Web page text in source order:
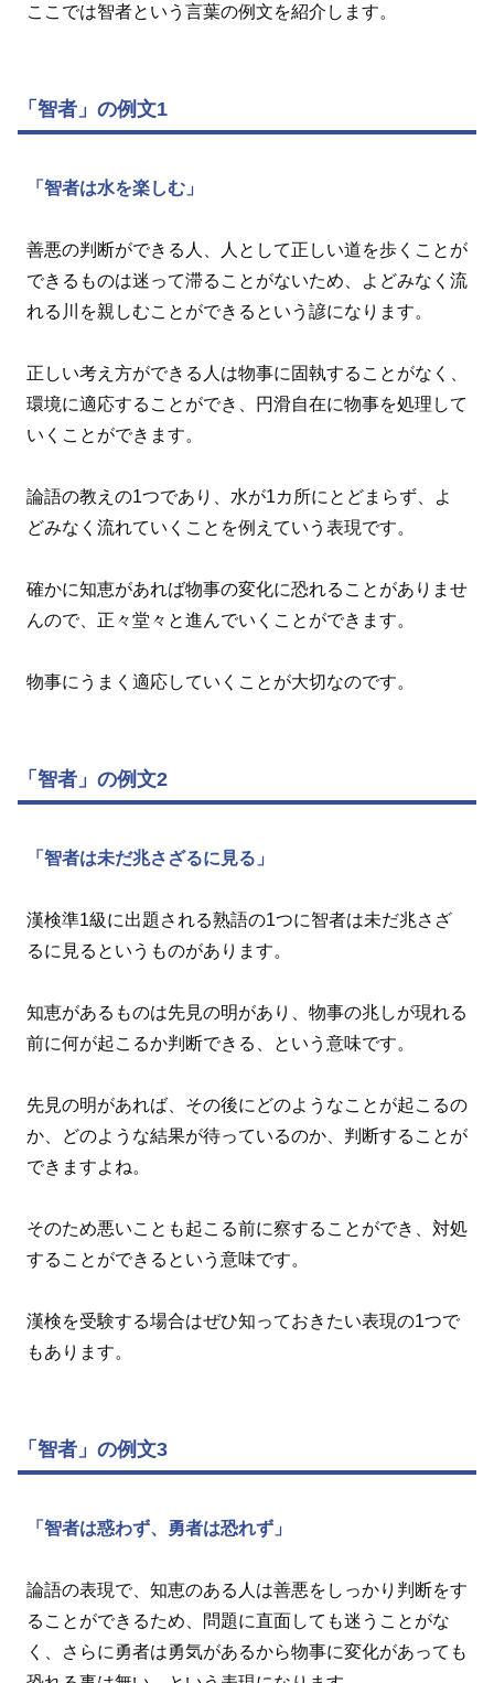
ここでは智者という言葉の例文を紹介します。
「智者」の例文1
「智者は水を楽しむ」
善悪の判断ができる人、人として正しい道を歩くことが
できるものは迷って滞ることがないため、よどみなく流
れる川を親しむことができるという諺になります。
正しい考え方ができる人は物事に固執することがなく、
環境に適応することができ、円滑自在に物事を処理して
いくことができます。
論語の教えの1つであり、水が1カ所にとどまらず、よ
どみなく流れていくことを例えていう表現です。
確かに知恵があれば物事の変化に恐れることがありませ
んので、正々堂々と進んでいくことができます。
物事にうまく適応していくことが大切なのです。
「智者」の例文2
「智者は未だ兆さざるに見る」
漢検準1級に出題される熟語の1つに智者は未だ兆さざ
るに見るというものがあります。
知恵があるものは先見の明があり、物事の兆しが現れる
前に何が起こるか判断できる、という意味です。
先見の明があれば、その後にどのようなことが起こるの
か、どのような結果が待っているのか、判断することが
できますよね。
そのため悪いことも起こる前に察することができ、対処
することができるという意味です。
漢検を受験する場合はぜひ知っておきたい表現の1つで
もあります。
「智者」の例文3
「智者は惑わず、勇者は恐れず」
論語の表現で、知恵のある人は善悪をしっかり判断をす
ることができるため、問題に直面しても迷うことがな
く、さらに勇者は勇気があるから物事に変化があっても